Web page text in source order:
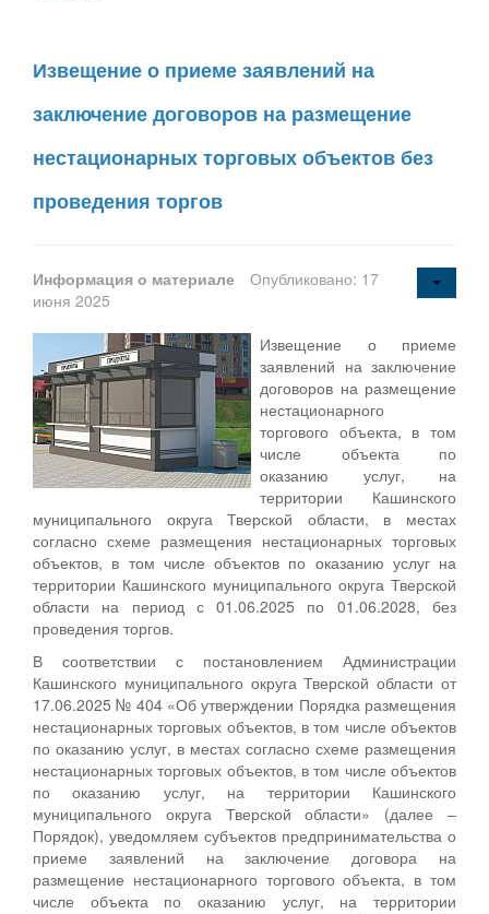
Извещение о приеме заявлений на
заключение договоров на размещение
нестационарных торговых объектов без
проведения торгов
Информация о материале
Опубликовано: 17
июня 2025
Извещение о приеме
заявлений на заключение
договоров на размещение
нестационарного
торгового объекта, в том
числе объекта по
оказанию услуг, на
территории Кашинского
муниципального округа Тверской области, в местах
согласно схеме размещения нестационарных торговых
объектов, в том числе объектов по оказанию услуг на
территории Кашинского муниципального округа Тверской
области на период с 01.06.2025 по 01.06.2028, без
проведения торгов.
В соответствии с постановлением Администрации
Кашинского муниципального округа Тверской области от
17.06.2025 № 404 «Об утверждении Порядка размещения
нестационарных торговых объектов, в том числе объектов
по оказанию услуг, в местах согласно схеме размещения
нестационарных торговых объектов, в том числе объектов
по оказанию услуг, на территории Кашинского
муниципального округа Тверской области» (далее –
Порядок), уведомляем субъектов предпринимательства о
приеме заявлений на заключение договора на
размещение нестационарного торгового объекта, в том
числе объекта по оказанию услуг, на территории